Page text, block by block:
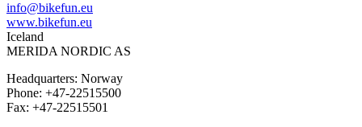
info@bikefun.eu
www.bikefun.eu
Iceland
MERIDA NORDIC AS
Headquarters: Norway
Phone: +47-22515500
Fax: +47-22515501